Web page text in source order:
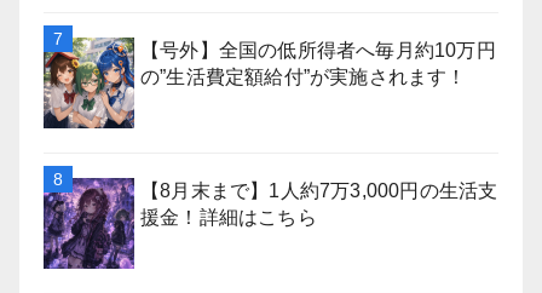
【号外】全国の低所得者へ毎月約10万円
の”生活費定額給付”が実施されます！
【8月末まで】1人約7万3,000円の生活支
援金！詳細はこちら